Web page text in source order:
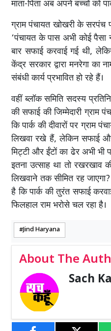
माता-पिता अब अपने बच्चों को
ग्राम पंचायत खोखरी के सरपंच
‘पंचायत के पास अभी कोई पैसा
बार सफाई करवाई गई थी,
केंद्र सरकार द्वारा मनरेगा का
संबंधी कार्य प्रभावित हो रहे हैं।
वहीं ब्लॉक समिति सदस्य
की सफाई की जिम्मेदारी ग्राम
कि पार्क की दीवारों पर ग्राम
लिखवा रखे हैं, लेकिन सफाई और
मिट्टी और ईंटों का ढेर अभी
इतना उत्साह था तो रखरखाव
लिखवाने तक सीमित रह
है कि पार्क की तुरंत सफाई
फिलहाल राम भरोसे चल रहा है।
Jind Haryana
About The
Sach